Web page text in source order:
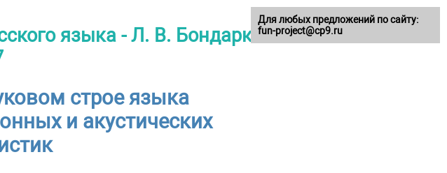
языка - Л. В. Бондарко
строе языка
и акустических
Для любых предложений по сайту:
fun-project@cp9.ru